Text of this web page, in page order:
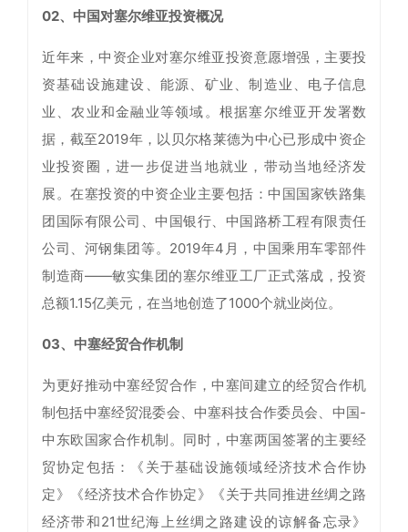
02、中国对塞尔维亚投资概况
近年来，中资企业对塞尔维亚投资意愿增强，主要投
资基础设施建设、能源、矿业、制造业、电子信息
业、农业和金融业等领域。根据塞尔维亚开发署数
据，截至2019年，以贝尔格莱德为中心已形成中资企
业投资圈，进一步促进当地就业，带动当地经济发
展。在塞投资的中资企业主要包括：中国国家铁路集
团国际有限公司、中国银行、中国路桥工程有限责任
公司、河钢集团等。2019年4月，中国乘用车零部件
制造商——敏实集团的塞尔维亚工厂正式落成，投资
总额1.15亿美元，在当地创造了1000个就业岗位。
03、中塞经贸合作机制
为更好推动中塞经贸合作，中塞间建立的经贸合作机
制包括中塞经贸混委会、中塞科技合作委员会、中国-
中东欧国家合作机制。同时，中塞两国签署的主要经
贸协定包括：《关于基础设施领域经济技术合作协
定》《经济技术合作协定》《关于共同推进丝绸之路
经济带和21世纪海上丝绸之路建设的谅解备忘录》